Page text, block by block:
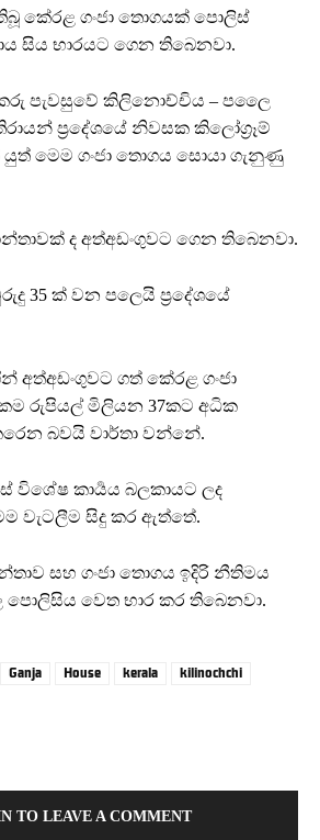
කේරළ ගංජා තොගයක් පොලිස්
සිය භාරයට ගෙන තිබෙනවා.
පැවසුවේ කිලිනොච්චිය – පලෛ
ප්‍රදේශයේ නිවසක කිලෝග්‍රෑම්
මෙම ගංජා තොගය සොයා ගැනුණු
ද අත්අඩංගුවට ගෙන තිබෙනවා.
35 ක් වන පලෙයි ප්‍රදේශයේ
අත්අඩංගුවට ගත් කේරළ ගංජා
රුපියල් මිලියන 37කට අධික
බවයි වාර්තා වන්නේ.
කාර්‍යය බලකායට ලද
වැටලීම සිදු කර ඇත්තේ.
සහ ගංජා තොගය ඉදිරි නීතිමය
වෙත භාර කර තිබෙනවා.
Ganja House kerala
kilinochchi
TO LEAVE A COMMENT